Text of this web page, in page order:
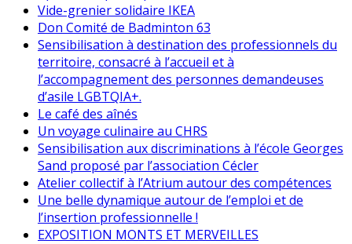
Vide-grenier solidaire IKEA
Don Comité de Badminton 63
Sensibilisation à destination des professionnels du
territoire, consacré à l’accueil et à
l’accompagnement des personnes demandeuses
d’asile LGBTQIA+.
Le café des aînés
Un voyage culinaire au CHRS
Sensibilisation aux discriminations à l’école Georges
Sand proposé par l’association Cécler
Atelier collectif à l’Atrium autour des compétences
Une belle dynamique autour de l’emploi et de
l’insertion professionnelle !
EXPOSITION MONTS ET MERVEILLES